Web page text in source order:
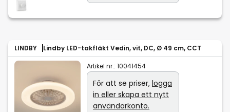
LINDBY Lindby LED-takfläkt Vedin, vit, DC, Ø 49 cm, CCT
Artikel nr.: 10041454
För att se priser, logga
in eller skapa ett nytt
användarkonto.